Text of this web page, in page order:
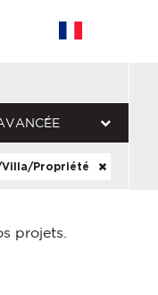
Villa/Propriété
projets.